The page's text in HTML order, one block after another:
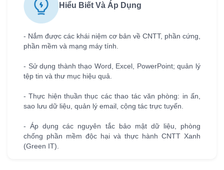
Hiểu Biết Và Áp Dụng
- Nắm được các khái niệm cơ bản về CNTT, phần cứng,
phần mềm và mạng máy tính.
- Sử dụng thành thạo Word, Excel, PowerPoint; quản lý
tệp tin và thư mục hiệu quả.
- Thực hiện thuần thục các thao tác văn phòng: in ấn,
sao lưu dữ liệu, quản lý email, cộng tác trực tuyến.
- Áp dụng các nguyên tắc bảo mật dữ liệu, phòng
chống phần mềm độc hại và thực hành CNTT Xanh
(Green IT).